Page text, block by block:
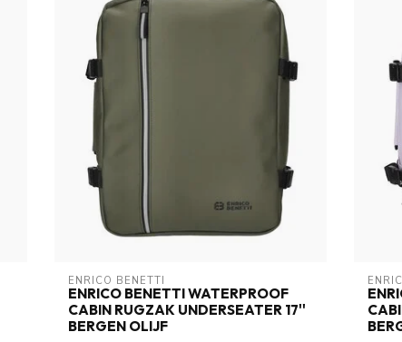
ENRICO BENETTI
ENRICO BENETTI WATERPROOF
CABIN RUGZAK UNDERSEATER 17''
BERGEN OLIJF